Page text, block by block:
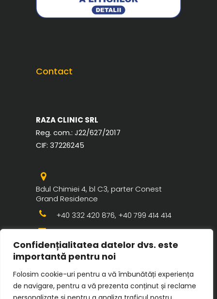
Confidențialitatea datelor dvs. este
importantă pentru noi
Folosim cookie-uri pentru a vă îmbunătăți experiența
de navigare, pentru a vă prezenta conținut și reclame
Contact
RAZA CLINIC SRL
Reg. com.: J22/627/2017
CIF: 37226245
Bdul Chimiei 4, bl C3, parter Conest
Grand Residence
+40 332 420 876, +40 799 414 414
contact@razaclinic.ro